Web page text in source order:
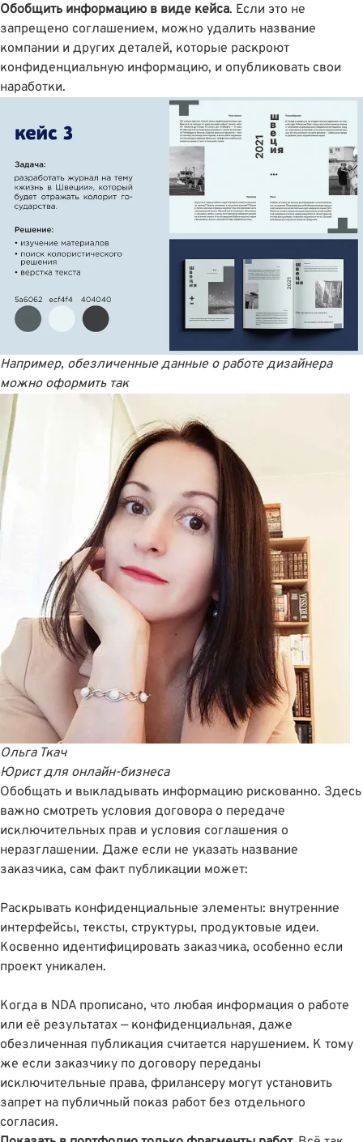
Обобщить информацию в виде кейса. Если это не
запрещено соглашением, можно удалить название
компании и других деталей, которые раскроют
конфиденциальную информацию, и опубликовать свои
наработки.
Например, обезличенные данные о работе дизайнера
можно оформить так
Ольга Ткач
Юрист для онлайн-бизнеса
Обобщать и выкладывать информацию рискованно. Здесь
важно смотреть условия договора о передаче
исключительных прав и условия соглашения о
неразглашении. Даже если не указать название
заказчика, сам факт публикации может:
Раскрывать конфиденциальные элементы: внутренние
интерфейсы, тексты, структуры, продуктовые идеи.
Косвенно идентифицировать заказчика, особенно если
проект уникален.
Когда в NDA прописано, что любая информация о работе
или её результатах — конфиденциальная, даже
обезличенная публикация считается нарушением. К тому
же если заказчику по договору переданы
исключительные права, фрилансеру могут установить
запрет на публичный показ работ без отдельного
согласия.